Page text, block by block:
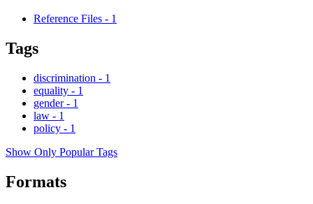
Reference Files - 1
Tags
discrimination - 1
equality - 1
gender - 1
law - 1
policy - 1
Show Only Popular Tags
Formats